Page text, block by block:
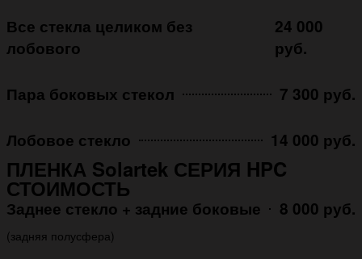
Все стекла целиком без
лобового
24 000
руб.
Пара боковых стекол 7 300 руб.
Лобовое стекло 14 000 руб.
ПЛЕНКА Solartek СЕРИЯ HPC
СТОИМОСТЬ
Заднее стекло + задние боковые 8 000 руб.
(задняя полусфера)